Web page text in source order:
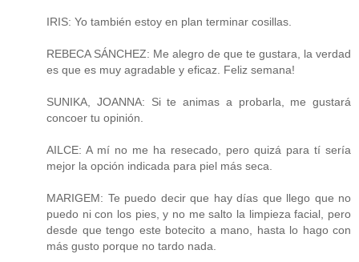
IRIS: Yo también estoy en plan terminar cosillas.
REBECA SÁNCHEZ: Me alegro de que te gustara, la verdad
es que es muy agradable y eficaz. Feliz semana!
SUNIKA, JOANNA: Si te animas a probarla, me gustará
concoer tu opinión.
AILCE: A mí no me ha resecado, pero quizá para tí sería
mejor la opción indicada para piel más seca.
MARIGEM: Te puedo decir que hay días que llego que no
puedo ni con los pies, y no me salto la limpieza facial, pero
desde que tengo este botecito a mano, hasta lo hago con
más gusto porque no tardo nada.